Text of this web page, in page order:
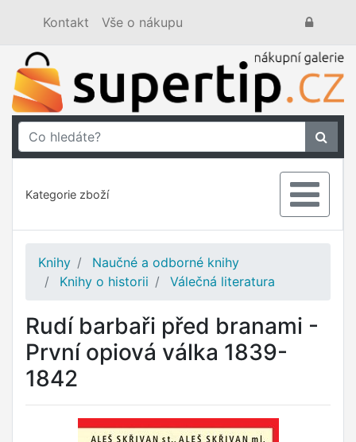
Kontakt Vše o nákupu
Kategorie zboží
Knihy
Naučné a odborné knihy
Knihy o historii
Válečná literatura
Rudí barbaři před branami -
První opiová válka 1839-
1842